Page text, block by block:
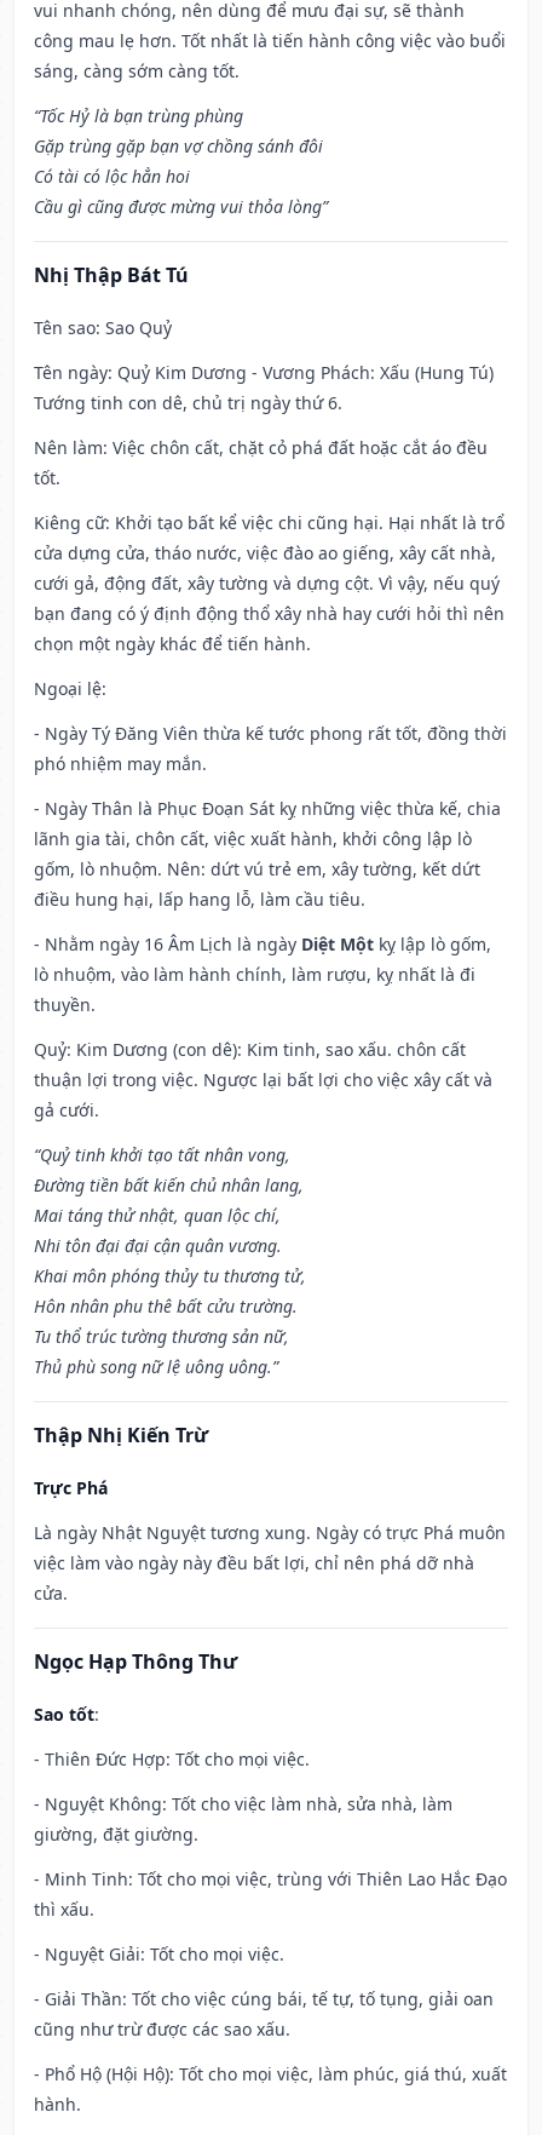
vui nhanh chóng, nên dùng để mưu đại sự, sẽ thành
công mau lẹ hơn. Tốt nhất là tiến hành công việc vào buổi
sáng, càng sớm càng tốt.
“Tốc Hỷ là bạn trùng phùng
Gặp trùng gặp bạn vợ chồng sánh đôi
Có tài có lộc hẳn hoi
Cầu gì cũng được mừng vui thỏa lòng”
Nhị Thập Bát Tú
Tên sao: Sao Quỷ
Tên ngày: Quỷ Kim Dương - Vương Phách: Xấu (Hung Tú)
Tướng tinh con dê, chủ trị ngày thứ 6.
Nên làm: Việc chôn cất, chặt cỏ phá đất hoặc cắt áo đều
tốt.
Kiêng cữ: Khởi tạo bất kể việc chi cũng hại. Hại nhất là trổ
cửa dựng cửa, tháo nước, việc đào ao giếng, xây cất nhà,
cưới gả, động đất, xây tường và dựng cột. Vì vậy, nếu quý
bạn đang có ý định động thổ xây nhà hay cưới hỏi thì nên
chọn một ngày khác để tiến hành.
Ngoại lệ:
- Ngày Tý Đăng Viên thừa kế tước phong rất tốt, đồng thời
phó nhiệm may mắn.
- Ngày Thân là Phục Đoạn Sát kỵ những việc thừa kế, chia
lãnh gia tài, chôn cất, việc xuất hành, khởi công lập lò
gốm, lò nhuộm. Nên: dứt vú trẻ em, xây tường, kết dứt
điều hung hại, lấp hang lỗ, làm cầu tiêu.
- Nhằm ngày 16 Âm Lịch là ngày Diệt Một kỵ lập lò gốm,
lò nhuộm, vào làm hành chính, làm rượu, kỵ nhất là đi
thuyền.
Quỷ: Kim Dương (con dê): Kim tinh, sao xấu. chôn cất
thuận lợi trong việc. Ngược lại bất lợi cho việc xây cất và
gả cưới.
“Quỷ tinh khởi tạo tất nhân vong,
Đường tiền bất kiến chủ nhân lang,
Mai táng thử nhật, quan lộc chí,
Nhi tôn đại đại cận quân vương.
Khai môn phóng thủy tu thương tử,
Hôn nhân phu thê bất cửu trường.
Tu thổ trúc tường thương sản nữ,
Thủ phù song nữ lệ uông uông.”
Thập Nhị Kiến Trừ
Trực Phá
Là ngày Nhật Nguyệt tương xung. Ngày có trực Phá muôn
việc làm vào ngày này đều bất lợi, chỉ nên phá dỡ nhà
cửa.
Ngọc Hạp Thông Thư
Sao tốt:
- Thiên Đức Hợp: Tốt cho mọi việc.
- Nguyệt Không: Tốt cho việc làm nhà, sửa nhà, làm
giường, đặt giường.
- Minh Tinh: Tốt cho mọi việc, trùng với Thiên Lao Hắc Đạo
thì xấu.
- Nguyệt Giải: Tốt cho mọi việc.
- Giải Thần: Tốt cho việc cúng bái, tế tự, tố tụng, giải oan
cũng như trừ được các sao xấu.
- Phổ Hộ (Hội Hộ): Tốt cho mọi việc, làm phúc, giá thú, xuất
hành.